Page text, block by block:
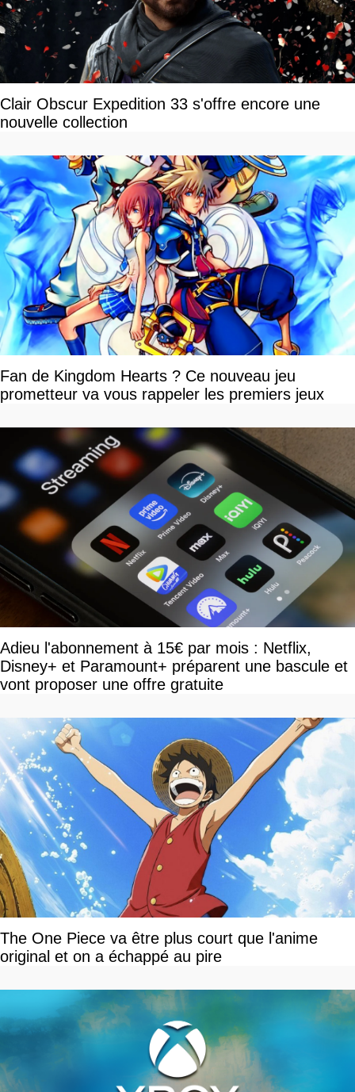
Clair Obscur Expedition 33 s'offre encore une
nouvelle collection
Fan de Kingdom Hearts ? Ce nouveau jeu
prometteur va vous rappeler les premiers jeux
Adieu l'abonnement à 15€ par mois : Netflix,
Disney+ et Paramount+ préparent une bascule et
vont proposer une offre gratuite
The One Piece va être plus court que l'anime
original et on a échappé au pire